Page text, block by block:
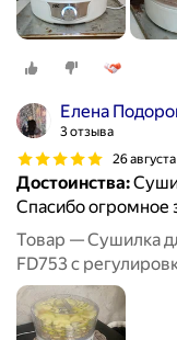
Елена
3 отзыва
26
Достоинства:
Спасибо огромное
Товар — Сушилка
FD753 с
градусов, 5